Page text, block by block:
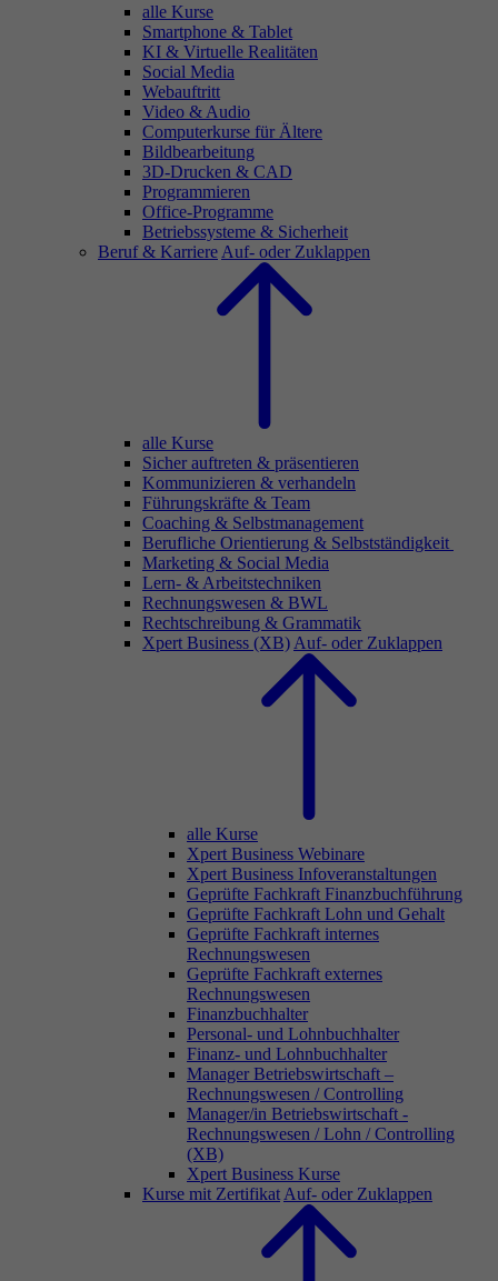
alle Kurse
Smartphone & Tablet
KI & Virtuelle Realitäten
Social Media
Webauftritt
Video & Audio
Computerkurse für Ältere
Bildbearbeitung
3D-Drucken & CAD
Programmieren
Office-Programme
Betriebssysteme & Sicherheit
Beruf & Karriere Auf- oder Zuklappen
alle Kurse
Sicher auftreten & präsentieren
Kommunizieren & verhandeln
Führungskräfte & Team
Coaching & Selbstmanagement
Berufliche Orientierung & Selbstständigkeit
Marketing & Social Media
Lern- & Arbeitstechniken
Rechnungswesen & BWL
Rechtschreibung & Grammatik
Xpert Business (XB) Auf- oder Zuklappen
alle Kurse
Xpert Business Webinare
Xpert Business Infoveranstaltungen
Geprüfte Fachkraft Finanzbuchführung
Geprüfte Fachkraft Lohn und Gehalt
Geprüfte Fachkraft internes
Rechnungswesen
Geprüfte Fachkraft externes
Rechnungswesen
Finanzbuchhalter
Personal- und Lohnbuchhalter
Finanz- und Lohnbuchhalter
Manager Betriebswirtschaft –
Rechnungswesen / Controlling
Manager/in Betriebswirtschaft -
Rechnungswesen / Lohn / Controlling
(XB)
Xpert Business Kurse
Kurse mit Zertifikat Auf- oder Zuklappen